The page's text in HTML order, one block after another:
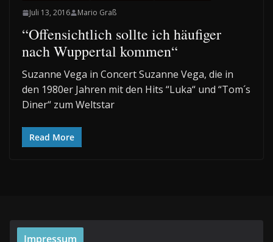
Juli 13, 2016 Mario Graß
“Offensichtlich sollte ich häufiger
nach Wuppertal kommen“
Suzanne Vega in Concert Suzanne Vega, die in
den 1980er Jahren mit den Hits “Luka“ und “Tom´s
Diner“ zum Weltstar
Read More
Impressum